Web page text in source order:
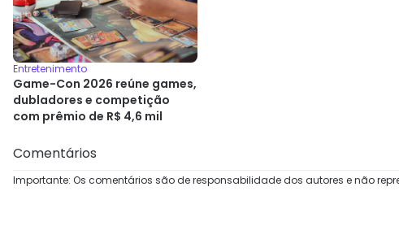
Entretenimento
Game-Con 2026 reúne games,
dubladores e competição
com prêmio de R$ 4,6 mil
Comentários
Importante: Os comentários são de responsabilidade dos autores e não